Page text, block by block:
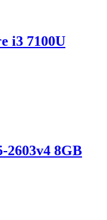
i3 7100U
2603v4 8GB